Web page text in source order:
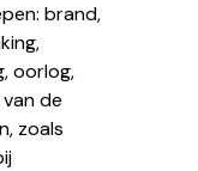
brand,
oorlog,
de
zoals